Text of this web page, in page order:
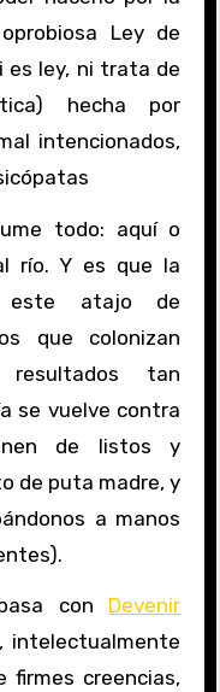
Ley de
es ley, ni trata de
hecha por
intencionados,
todo: aquí o
río. Y es que la
este atajo de
que colonizan
tan
se vuelve contra
de listos y
de puta madre, y
a manos
con Devenir
intelectualmente
firmes creencias,